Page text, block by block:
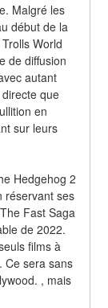
Malgré les
début de la
World
de diffusion
autant
que
en
sur leurs
Hedgehog 2
réservant ses
Fast Saga
de 2022.
films à
Ce sera sans
, mais